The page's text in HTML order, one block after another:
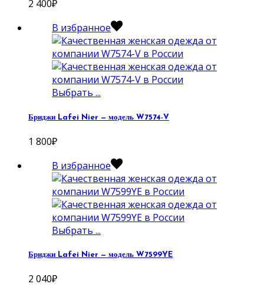
2 400₽
В избранное
Выбрать ...
Бриджи Lafei Nier — модель W7574-V
1 800₽
В избранное
Выбрать ...
Бриджи Lafei Nier — модель W7599YE
2 040₽